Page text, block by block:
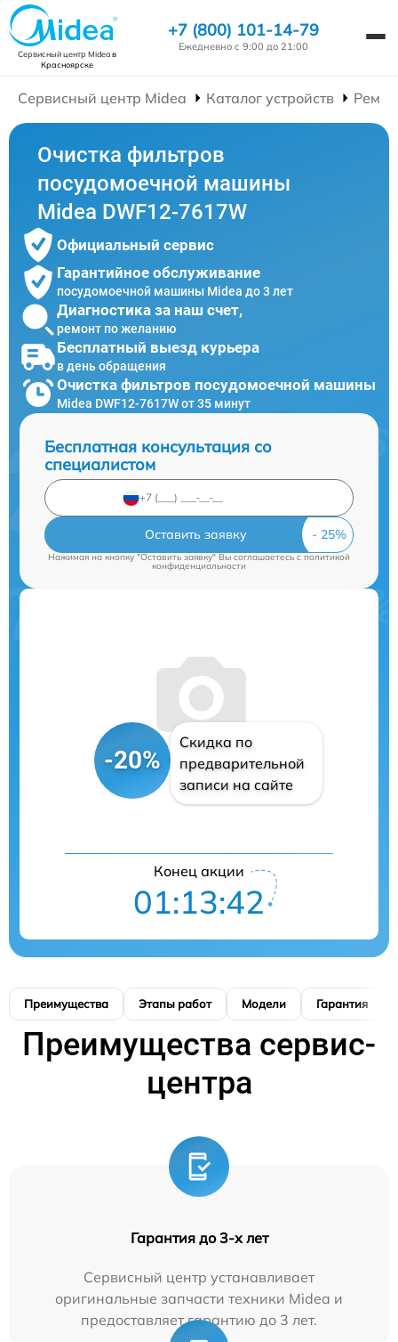
Сервисный центр Mideaв
Красноярске
+7 (800) 101-14-79
Ежедневно с 9:00 до 21:00
Сервисный центр Midea Каталог устройств
Очистка фильтров
посудомоечной машины
Midea DWF12-7617W
Официальный сервис
Гарантийное обслуживание
посудомоечной машины Midea до 3 лет
Диагностика за наш счет,
ремонт по желанию
Бесплатный выезд курьера
в день обращения
Очистка фильтров посудомоечной машины
Midea DWF12-7617W от 35 минут
Бесплатная консультация со
специалистом
Оставить заявку
Нажимая на кнопку "Оставить заявку" Вы соглашаетесь cполитикой
конфиденциальности
-20%
Скидка по
предварительной
записи на сайте
Конец акции
01:13:41
Преимущества Этапы работ Модели Гарантия
Преимущества сервис-
центра
Гарантия до 3-х лет
Сервисный центр устанавливает
оригинальные запчасти техники Midea и
предоставляет гарантию до 3 лет.